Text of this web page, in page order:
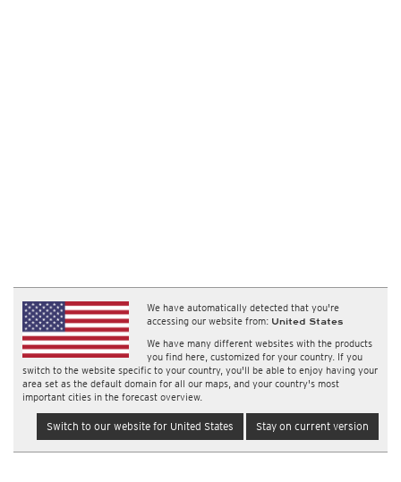
We have automatically detected that you're
accessing our website from: United States
We have many different websites with the products
you find here, customized for your country. If you
switch to the website specific to your country, you'll be able to enjoy having your
area set as the default domain for all our maps, and your country's most
important cities in the forecast overview.
Switch to our website for United States Stay on current version